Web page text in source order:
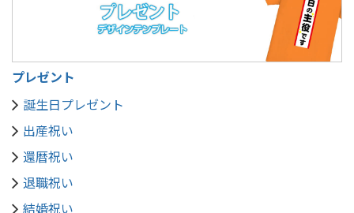
プレゼント
誕生日プレゼント
出産祝い
還暦祝い
退職祝い
結婚祝い